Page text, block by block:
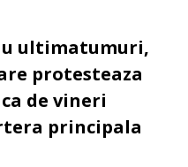
ultimatumuri,
protesteaza
de vineri
principala